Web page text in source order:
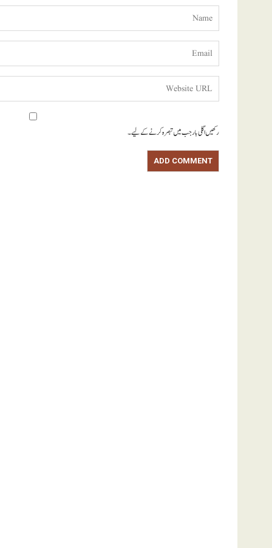
رکھیں اگلی بار جب میں تبصرہ کرنے کےلیے۔